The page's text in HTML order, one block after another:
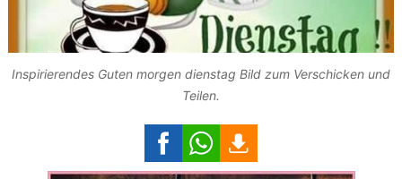
Inspirierendes Guten morgen dienstag Bild zum Verschicken und
Teilen.